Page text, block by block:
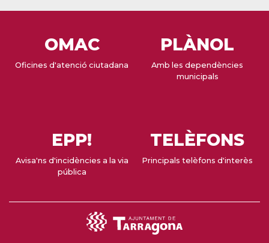
OMAC
Oficines d'atenció ciutadana
PLÀNOL
Amb les dependències
municipals
EPP!
Avisa'ns d'incidències a la via
pública
TELÈFONS
Principals telèfons d'interès